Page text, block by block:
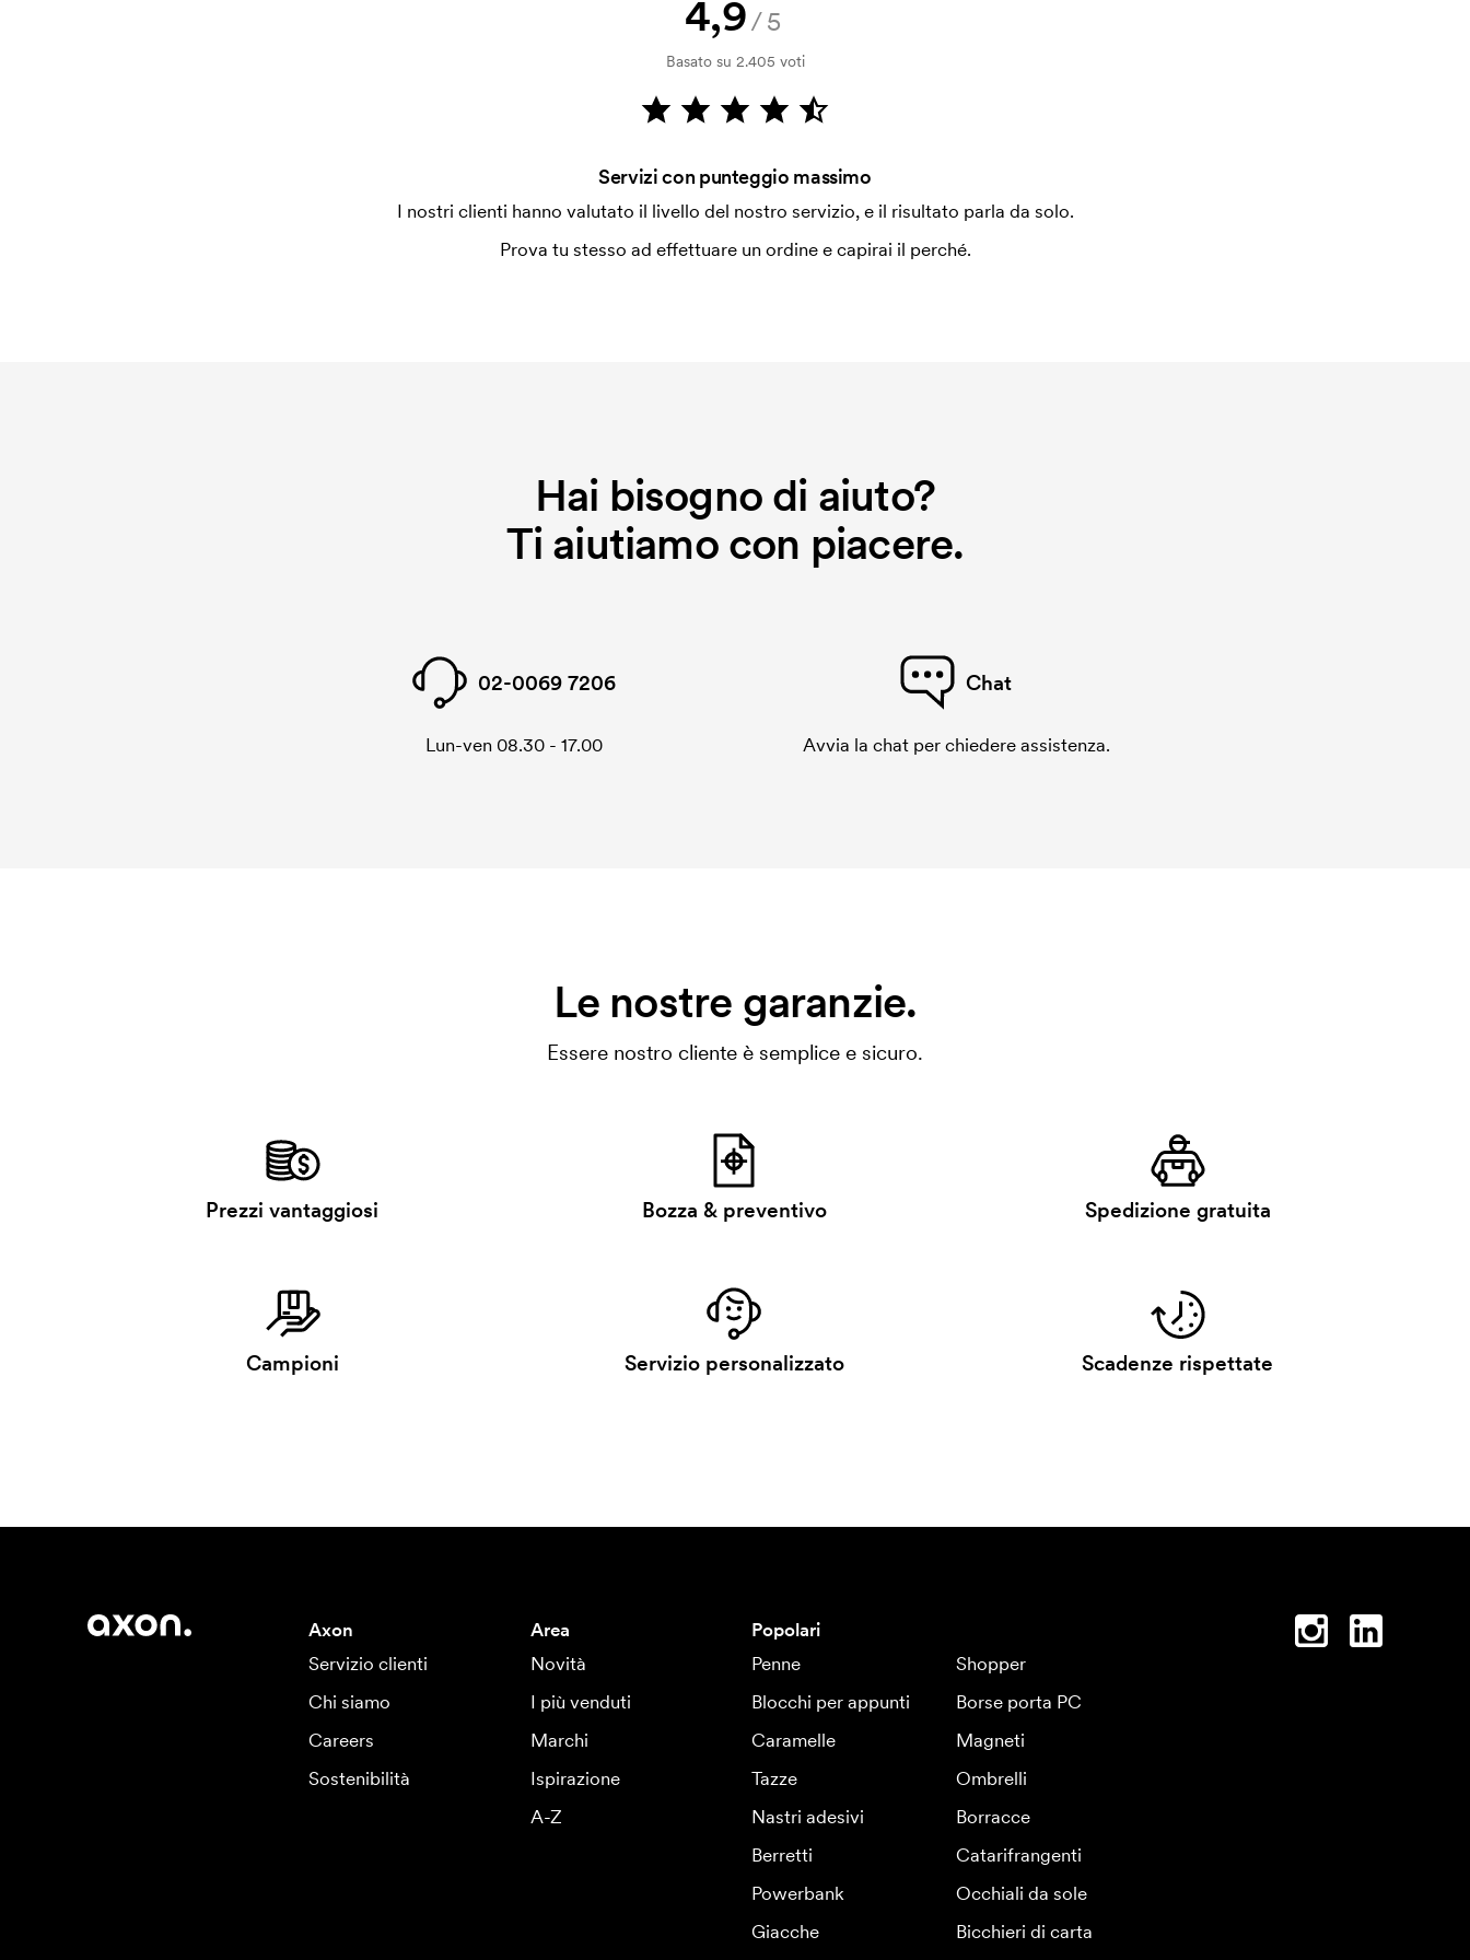
4,9/5
Basato su 2.405 voti
Servizi con punteggio massimo
I nostri clienti hanno valutato il livello del nostro servizio, e il risultato parla da solo.
Prova tu stesso ad effettuare un ordine e capirai il perché.
Hai bisogno di aiuto?
Ti aiutiamo con piacere.
02-0069 7206
Lun-ven 08.30 - 17.00
Chat
Avvia la chat per chiedere assistenza.
Le nostre garanzie.
Essere nostro cliente è semplice e sicuro.
Prezzi vantaggiosi Bozza & preventivo Spedizione gratuita
Campioni Servizio personalizzato Scadenze rispettate
Axon
Servizio clienti
Chi siamo
Careers
Sostenibilità
Area
Novità
I più venduti
Marchi
Ispirazione
A-Z
Popolari
Penne
Shopper
Blocchi per appunti
Borse porta PC
Caramelle
Magneti
Tazze
Ombrelli
Nastri adesivi
Borracce
Berretti
Catarifrangenti
Powerbank
Occhiali da sole
Giacche
Bicchieri di carta